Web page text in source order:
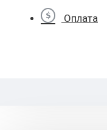
Оплата